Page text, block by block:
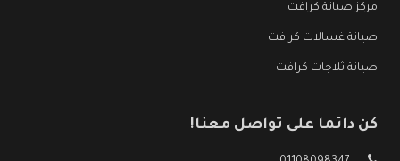
مركز صيانة كرافت
صيانة غسالات كرافت
صيانة ثلاجات كرافت
كن دائما على تواصل معنا!